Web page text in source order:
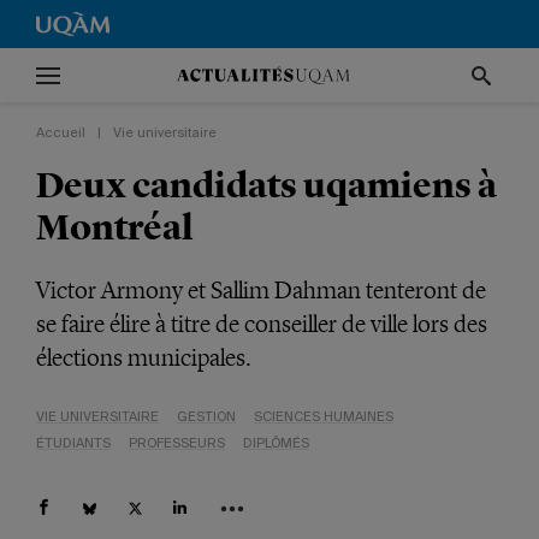
Accueil Vie universitaire
Deux candidats uqamiens à
Montréal
Victor Armony et Sallim Dahman tenteront de
se faire élire à titre de conseiller de ville lors des
élections municipales.
VIE UNIVERSITAIRE GESTION
SCIENCES HUMAINES
ÉTUDIANTS
PROFESSEURS DIPLÔMÉS